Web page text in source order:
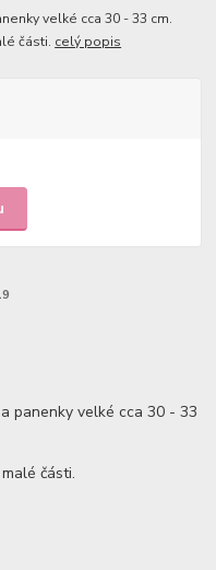
velké cca 30 - 33 cm.
části. celý popis
panenky velké cca 30 - 33
části.